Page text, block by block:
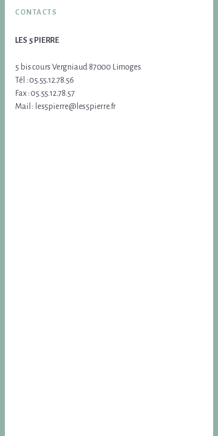
CONTACTS
LES 5 PIERRE
5 bis cours Vergniaud 87000 Limoges
Tél : 05.55.12.78.56
Fax : 05.55.12.78.57
Mail : les5pierre@les5pierre.fr